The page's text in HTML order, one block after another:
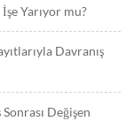
Yarıyor mu?
Davranış
Değişen